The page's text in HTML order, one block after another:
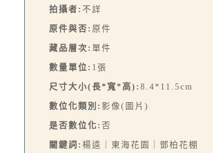
拍攝者: 不詳
原件與否: 原件
藏品層次: 單件
數量單位: 1張
尺寸大小(長*寬*高): 8.4*11.5cm
數位化類別: 影像(圖片)
是否數位化: 否
關鍵詞: 楊逵｜東海花園｜鄧柏花棚